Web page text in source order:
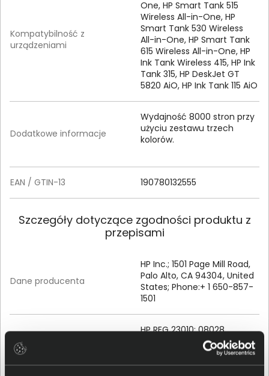
Kompatybilność z
urządzeniami
One, HP Smart Tank 515
Wireless All-in-One, HP
Smart Tank 530 Wireless
All-in-One, HP Smart Tank
615 Wireless All-in-One, HP
Ink Tank Wireless 415, HP Ink
Tank 315, HP DeskJet GT
5820 AiO, HP Ink Tank 115 AiO
Dodatkowe informacje
Wydajność 8000 stron przy
użyciu zestawu trzech
kolorów.
EAN / GTIN-13 190780132555
Szczegóły dotyczące zgodności produktu z
przepisami
Dane producenta
HP Inc.; 1501 Page Mill Road,
Palo Alto, CA 94304, United
States; Phone:+ 1 650-857-
1501
Osoba odpowiedzialna za
produkt
HP REG 23010; 08028
Barcelona, Spain; Email
reg@hp.com